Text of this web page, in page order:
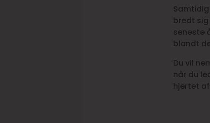
bredt
seneste
blandt
Du vil
når du
hjertet